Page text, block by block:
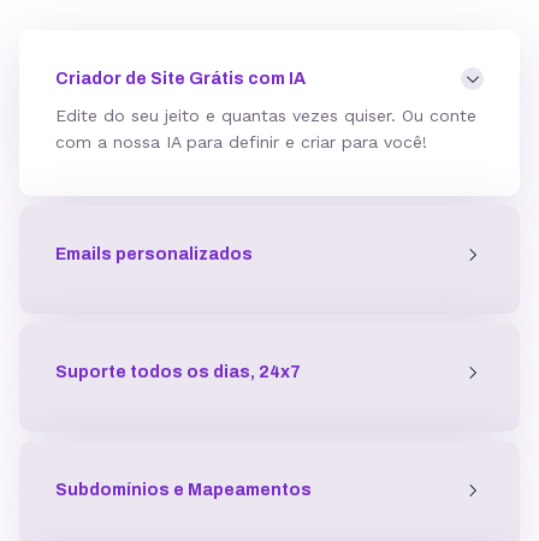
Mod_deflate
Proteção contra DDoS
Criador de Site Grátis com IA
Edite do seu jeito e quantas vezes quiser. Ou conte
com a nossa IA para definir e criar para você!
Emails personalizados
Suporte todos os dias, 24x7
Subdomínios e Mapeamentos